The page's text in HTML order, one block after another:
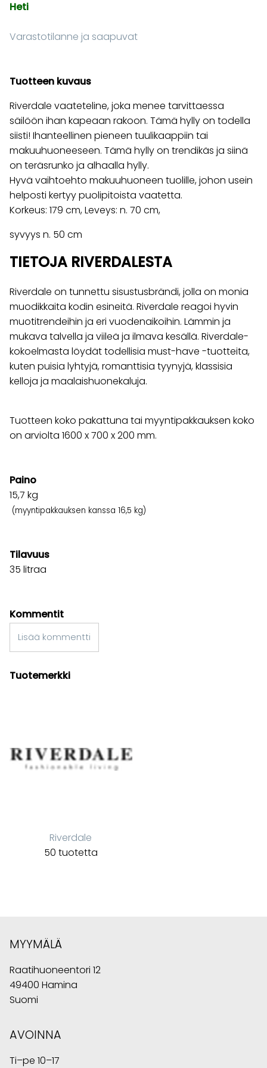
Heti
Varastotilanne ja saapuvat
Tuotteen kuvaus
Riverdale vaateteline, joka menee tarvittaessa
säilöön ihan kapeaan rakoon. Tämä hylly on todella
siisti! Ihanteellinen pieneen tuulikaappiin tai
makuuhuoneeseen. Tämä hylly on trendikäs ja siinä
on teräsrunko ja alhaalla hylly.
Hyvä vaihtoehto makuuhuoneen tuolille, johon usein
helposti kertyy puolipitoista vaatetta.
Korkeus: 179 cm, Leveys: n. 70 cm,
syvyys n. 50 cm
TIETOJA RIVERDALESTA
Riverdale on tunnettu sisustusbrändi, jolla on monia
muodikkaita kodin esineitä. Riverdale reagoi hyvin
muotitrendeihin ja eri vuodenaikoihin. Lämmin ja
mukava talvella ja viileä ja ilmava kesällä. Riverdale-
kokoelmasta löydät todellisia must-have -tuotteita,
kuten puisia lyhtyjä, romanttisia tyynyjä, klassisia
kelloja ja maalaishuonekaluja.
Tuotteen koko pakattuna tai myyntipakkauksen koko
on arviolta 1600 x 700 x 200 mm.
Paino
15,7 kg
(myyntipakkauksen kanssa 16,5 kg)
Tilavuus
35 litraa
Kommentit
Lisää kommentti
Tuotemerkki
Riverdale
50 tuotetta
MYYMÄLÄ
Raatihuoneentori 12
49400 Hamina
Suomi
AVOINNA
Ti–pe 10–17